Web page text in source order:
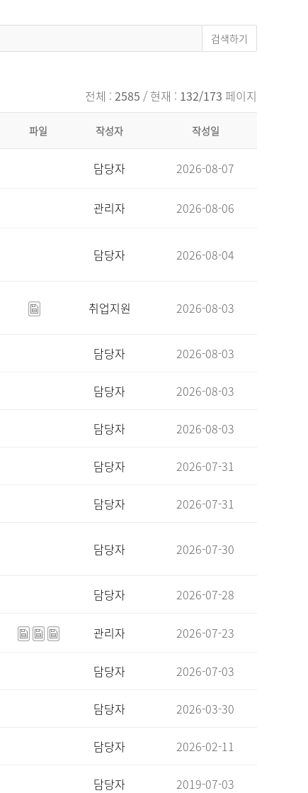
전체 : 2585 / 현재 : 132/173 페이지
파일 작성자 작성일
담당자 2026-08-07
관리자 2026-08-06
담당자 2026-08-04
취업지원 2026-08-03
담당자 2026-08-03
담당자 2026-08-03
담당자 2026-08-03
담당자 2026-07-31
담당자 2026-07-31
담당자 2026-07-30
담당자 2026-07-28
관리자 2026-07-23
담당자 2026-07-03
담당자 2026-03-30
담당자 2026-02-11
담당자 2019-07-03